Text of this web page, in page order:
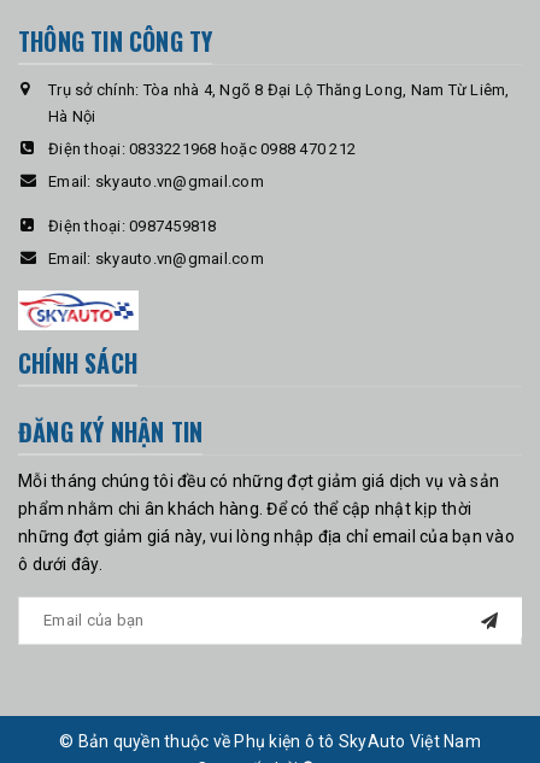
THÔNG TIN CÔNG TY
Trụ sở chính: Tòa nhà 4, Ngõ 8 Đại Lộ Thăng Long, Nam Từ Liêm,
Hà Nội
Điện thoại: 0833221968 hoặc 0988 470 212
Email: skyauto.vn@gmail.com
Điện thoại: 0987459818
Email: skyauto.vn@gmail.com
CHÍNH SÁCH
ĐĂNG KÝ NHẬN TIN
Mỗi tháng chúng tôi đều có những đợt giảm giá dịch vụ và sản
phẩm nhằm chi ân khách hàng. Để có thể cập nhật kịp thời
những đợt giảm giá này, vui lòng nhập địa chỉ email của bạn vào
ô dưới đây.
© Bản quyền thuộc về Phụ kiện ô tô SkyAuto Việt Nam